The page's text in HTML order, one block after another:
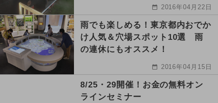
2016年04月22日
雨でも楽しめる！東京都内おでか
け人気＆穴場スポット10選 雨
の連休にもオススメ！
2016年04月15日
8/25・29開催！お金の無料オン
ラインセミナー